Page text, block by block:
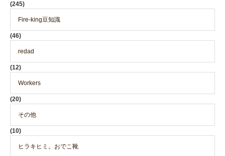
(245)
Fire-king豆知識
(46)
redad
(12)
Workers
(20)
その他
(10)
ヒラキヒミ。おでこ靴